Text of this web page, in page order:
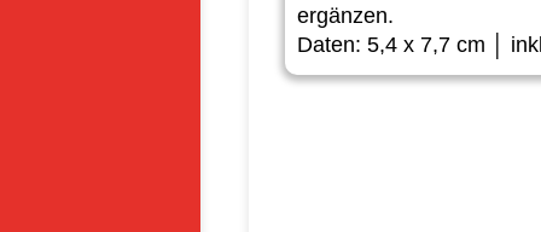
ergänzen.
Daten: 5,4 x 7,7 cm │